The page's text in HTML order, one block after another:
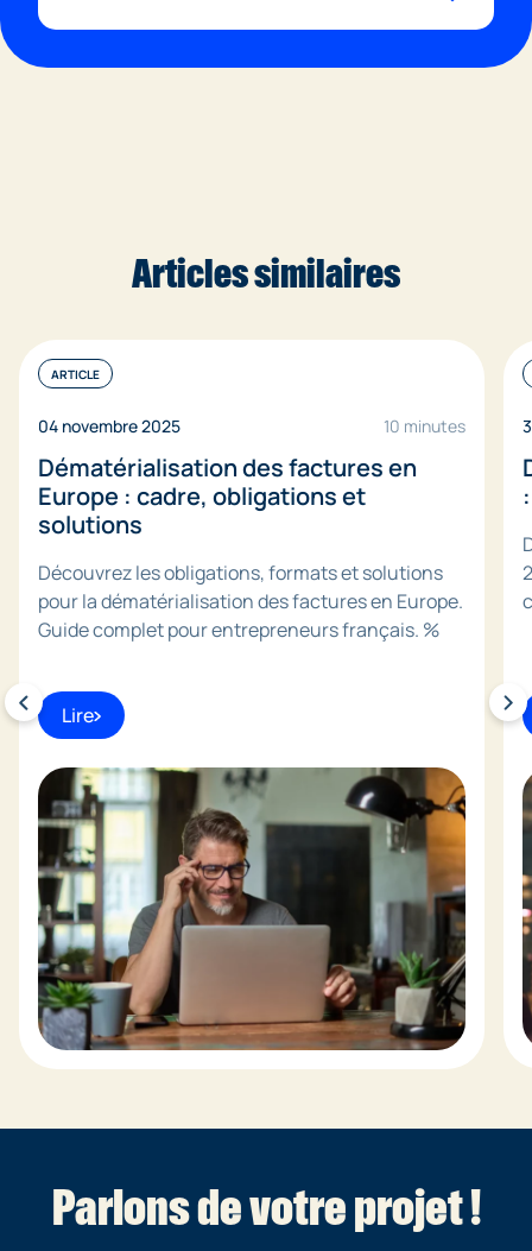
Articles similaires
ARTICLE
04 novembre 2025 10 minutes
Dématérialisation des factures en
Europe : cadre, obligations et
solutions
Découvrez les obligations, formats et solutions
pour la dématérialisation des factures en Europe.
Guide complet pour entrepreneurs français. %
Lire
Parlons de votre projet !